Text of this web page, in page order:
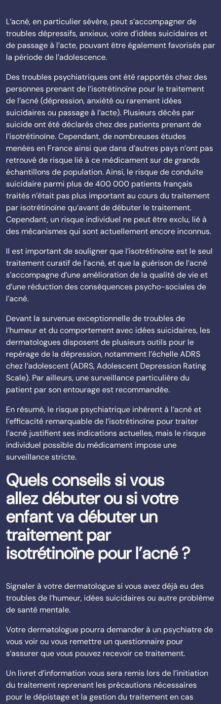
L’acné, en particulier sévère, peut s’accompagner de
troubles dépressifs, anxieux, voire d’idées suicidaires et
de passage à l’acte, pouvant être également favorisés par
la période de l’adolescence.
Des troubles psychiatriques ont été rapportés chez des
personnes prenant de l’isotrétinoïne pour le traitement
de l’acné (dépression, anxiété ou rarement idées
suicidaires ou passage à l’acte). Plusieurs décès par
suicide ont été déclarés chez des patients prenant de
l’isotrétinoïne. Cependant, de nombreuses études
menées en France ainsi que dans d’autres pays n’ont pas
retrouvé de risque lié à ce médicament sur de grands
échantillons de population. Ainsi, le risque de conduite
suicidaire parmi plus de 400 000 patients français
traités n’était pas plus important au cours du traitement
par isotrétinoïne qu’avant de débuter le traitement.
Cependant, un risque individuel ne peut être exclu, lié à
des mécanismes qui sont actuellement encore inconnus.
Il est important de souligner que l’isotrétinoïne est le seul
traitement curatif de l’acné, et que la guérison de l’acné
s’accompagne d’une amélioration de la qualité de vie et
d’une réduction des conséquences psycho-sociales de
l’acné.
Devant la survenue exceptionnelle de troubles de
l’humeur et du comportement avec idées suicidaires, les
dermatologues disposent de plusieurs outils pour le
repérage de la dépression, notamment l’échelle ADRS
chez l’adolescent (ADRS, Adolescent Depression Rating
Scale). Par ailleurs, une surveillance particulière du
patient par son entourage est recommandée.
En résumé, le risque psychiatrique inhérent à l’acné et
l’efficacité remarquable de l’isotrétinoïne pour traiter
l’acné justifient ses indications actuelles, mais le risque
individuel possible du médicament impose une
surveillance stricte.
Quels conseils si vous
allez débuter ou si votre
enfant va débuter un
traitement par
isotrétinoïne pour l’acné ?
Signaler à votre dermatologue si vous avez déjà eu des
troubles de l’humeur, idées suicidaires ou autre problème
de santé mentale.
Votre dermatologue pourra demander à un psychiatre de
vous voir ou vous remettre un questionnaire pour
s’assurer que vous pouvez recevoir ce traitement.
Un livret d’information vous sera remis lors de l’initiation
du traitement reprenant les précautions nécessaires
pour le dépistage et la gestion du traitement en cas